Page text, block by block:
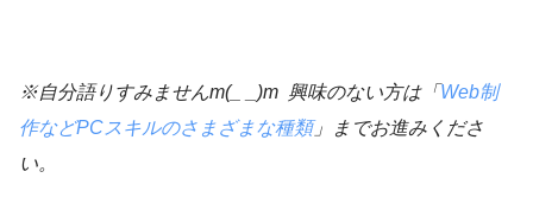
※自分語りすみませんm(_ _)m 興味のない方は「 Web制
作などPCスキルのさまざまな種類」までお進みくださ
い。